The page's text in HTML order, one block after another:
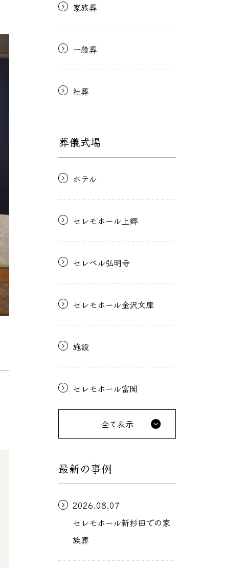
家族葬
一般葬
社葬
葬儀式場
ホテル
セレモホール上郷
セレベル弘明寺
セレモホール金沢文庫
施設
セレモホール富岡
全て表示
最新の事例
2026.08.07
セレモホール新杉田での家
族葬